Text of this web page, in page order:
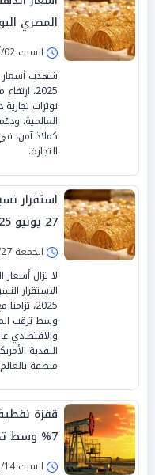
المصري اليوم
السبت 02/أغسطس/2025 - 08:00 ص
2025،
توترات
العالمية،
كملاذ آمن،
التجارة.
استقرار
27 يونيو 2025
الجمعة 27/يونيو/2025 - 08:00 ص
لا تزال
2025،
وسط ترقب
والاقتصادي
النقدية
منطقة
قفزة
7% وسط تصاعد التوترات
السبت 14/يونيو/2025 - 11:15 ص